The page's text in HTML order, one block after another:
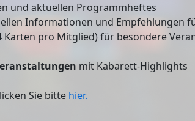
und aktuellen Programmheftes
Informationen und Empfehlungen
Karten pro Mitglied) für besondere
mit Kabarett-Highlights
Sie bitte hier.